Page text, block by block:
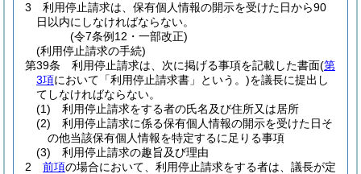
3
利用停止請求は、保有個人情報の開示を受けた日から90
日以内にしなければならない。
(令7条例12・一部改正)
(利用停止請求の手続)
第39条
利用停止請求は、次に掲げる事項を記載した書面(第
3項において「利用停止請求書」という。)を議長に提出し
てしなければならない。
(1)
利用停止請求をする者の氏名及び住所又は居所
(2)
利用停止請求に係る保有個人情報の開示を受けた日そ
の他当該保有個人情報を特定するに足りる事項
(3)
利用停止請求の趣旨及び理由
2
前項の場合において、利用停止請求をする者は、議長が定